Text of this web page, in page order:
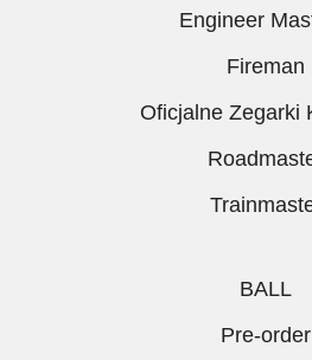
Engineer
Fireman
Oficjalne Zegarki
BALL
Pre-order